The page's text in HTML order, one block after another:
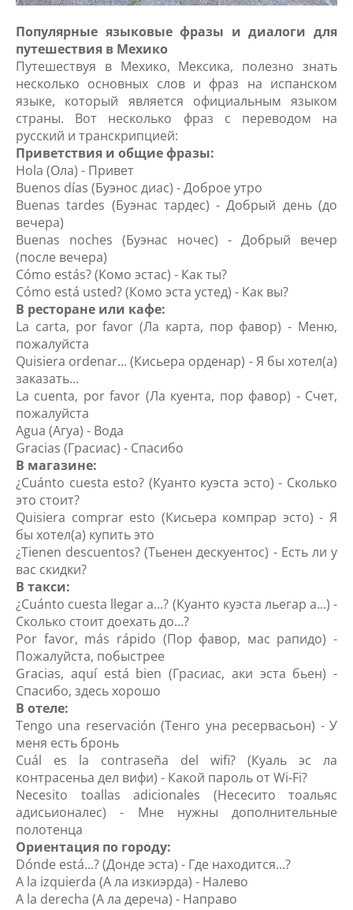
Популярные языковые фразы и диалоги для
путешествия в Мехико
Путешествуя в Мехико, Мексика, полезно знать
несколько основных слов и фраз на испанском
языке, который является официальным языком
страны. Вот несколько фраз с переводом на
русский и транскрипцией:
Приветствия и общие фразы:
Hola (Ола) - Привет
Buenos días (Буэнос диас) - Доброе утро
Buenas tardes (Буэнас тардес) - Добрый день (до
вечера)
Buenas noches (Буэнас ночес) - Добрый вечер
(после вечера)
Cómo estás? (Комо эстас) - Как ты?
Cómo está usted? (Комо эста устед) - Как вы?
В ресторане или кафе:
La carta, por favor (Ла картa, пор фавор) - Меню,
пожалуйста
Quisiera ordenar... (Кисьера орденар) - Я бы хотел(а)
заказать...
La cuenta, por favor (Ла куента, пор фавор) - Счет,
пожалуйста
Agua (Агуа) - Вода
Gracias (Грасиас) - Спасибо
В магазине:
¿Cuánto cuesta esto? (Куанто куэста эсто) - Сколько
это стоит?
Quisiera comprar esto (Кисьера компрар эсто) - Я
бы хотел(а) купить это
¿Tienen descuentos? (Тьенен дескуентос) - Есть ли у
вас скидки?
В такси:
¿Cuánto cuesta llegar a...? (Куанто куэста льегар а...) -
Сколько стоит доехать до...?
Por favor, más rápido (Пор фавор, мас рапидо) -
Пожалуйста, побыстрее
Gracias, aquí está bien (Грасиас, аки эста бьен) -
Спасибо, здесь хорошо
В отеле:
Tengo una reservación (Тенго уна ресервасьон) - У
меня есть бронь
Cuál es la contraseña del wifi? (Куаль эс ла
контрасеньа дел вифи) - Какой пароль от Wi-Fi?
Necesito toallas adicionales (Несесито тоальяс
адисьионалес) - Мне нужны дополнительные
полотенца
Ориентация по городу:
Dónde está...? (Донде эста) - Где находится...?
A la izquierda (А ла изкиэрда) - Налево
A la derecha (А ла дереча) - Направо